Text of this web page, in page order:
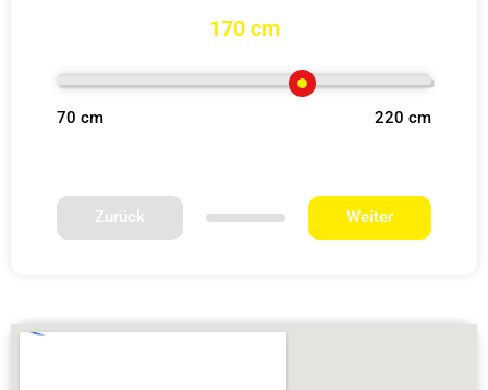
170 cm
70 cm 220 cm
Zurück Weiter